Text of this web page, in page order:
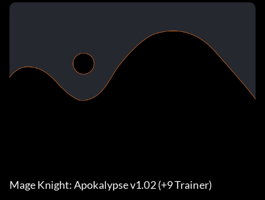
Mage Knight: Apokalypse v1.02 (+9 Trainer)